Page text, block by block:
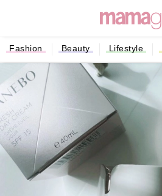
Fashion Beauty Lifestyle